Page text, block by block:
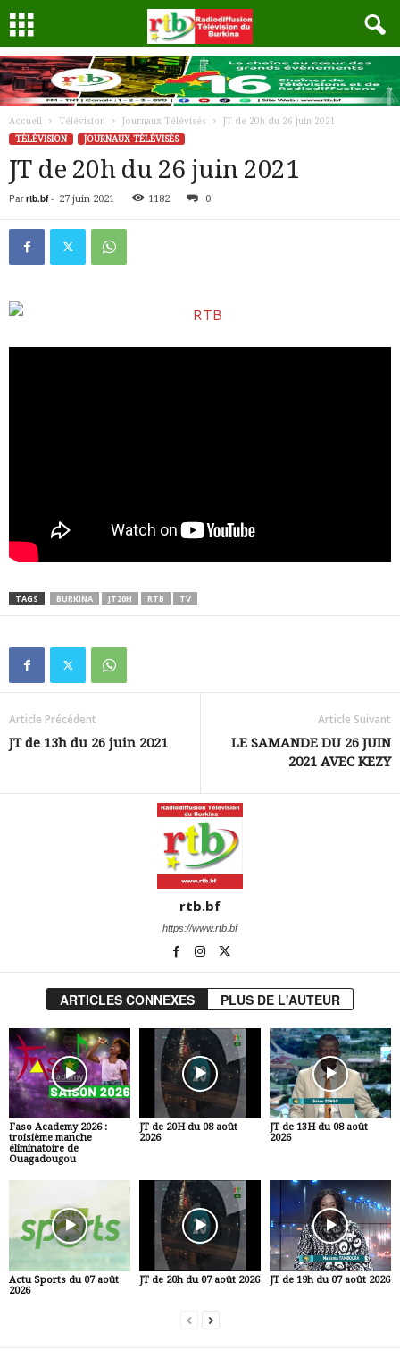
Accueil Télévision Journaux Télévisés
JT de 20h du 26 juin 2021
TÉLÉVISION
JOURNAUX TÉLÉVISÉS
JT de 20h du 26 juin 2021
Par rtb.bf- 27 juin 2021 1182 0
TAGS BURKINA JT20H RTB TV
Article Précédent
JT de 13h du 26 juin 2021
Article Suivant
LE SAMANDE DU 26 JUIN
2021 AVEC KEZY
rtb.bf
https://www.rtb.bf
ARTICLES CONNEXES PLUS DE L'AUTEUR
Faso Academy 2026 :
troisième manche
éliminatoire de
Ouagadougou
JT de 20H du 08 août
2026
JT de 13H du 08 août
2026
Actu Sports du 07 août
2026
JT de 20h du 07 août 2026 JT de 19h du 07 août 2026